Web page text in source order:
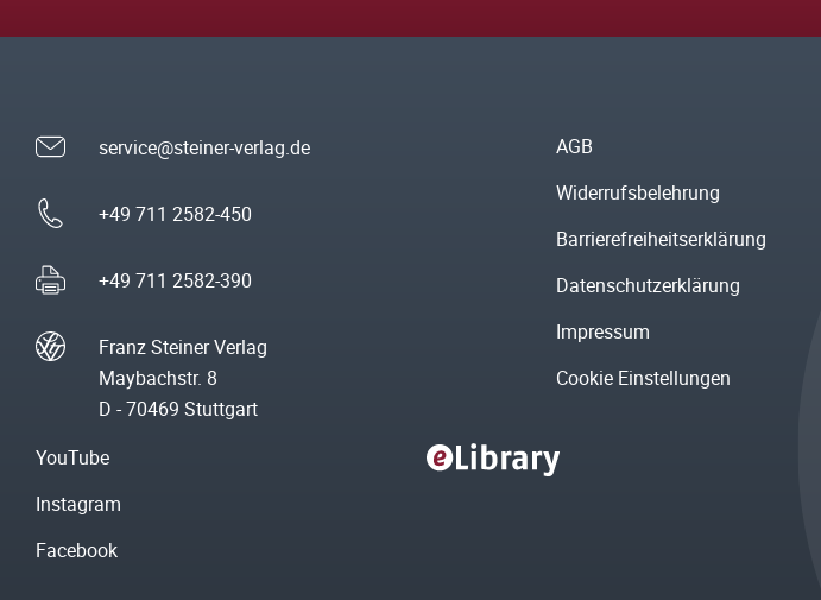
service@steiner-verlag.de
+49 711 2582-450
+49 711 2582-390
Franz Steiner Verlag
Maybachstr. 8
D - 70469 Stuttgart
AGB
Widerrufsbelehrung
Barrierefreiheitserklärung
Datenschutzerklärung
Impressum
Cookie Einstellungen
YouTube
Instagram
Facebook